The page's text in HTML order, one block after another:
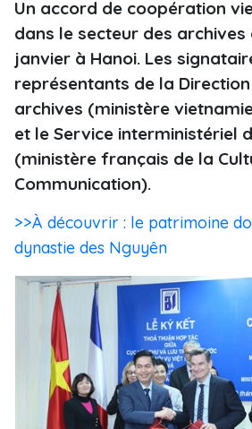
Un accord de coopération
dans le secteur des archives
janvier à Hanoi. Les
représentants de la Direction
archives (ministère
et le Service interministériel
(ministère français de la
Communication).
>>À découvrir : le patrimoine
dynastie des Nguyên